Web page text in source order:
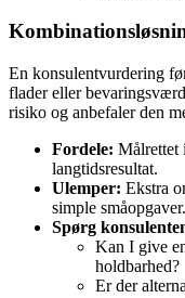
En konsulentvurdering
flader eller
risiko og anbefaler den
Fordele: Målrettet
langtidsresultat.
Ulemper: Ekstra
simple småopgaver.
Spørg
Kan I give
holdbarhed?
Er der